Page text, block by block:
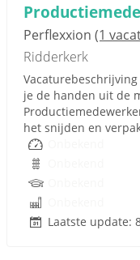
Perflexxion (1
Ridderkerk
je de handen uit de
het snijden en
Laatste update: